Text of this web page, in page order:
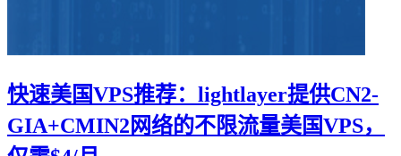
快速美国VPS推荐：lightlayer提供CN2-
GIA+CMIN2网络的不限流量美国VPS，